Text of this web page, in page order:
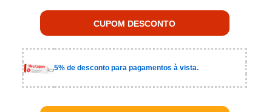
CUPOM DESCONTO
5% de desconto para pagamentos à vista.